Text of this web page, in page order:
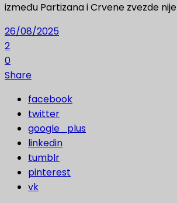
između Partizana i Crvene zvezde nije
26/08/2025
2
0
Share
facebook
twitter
google_plus
linkedin
tumblr
pinterest
vk